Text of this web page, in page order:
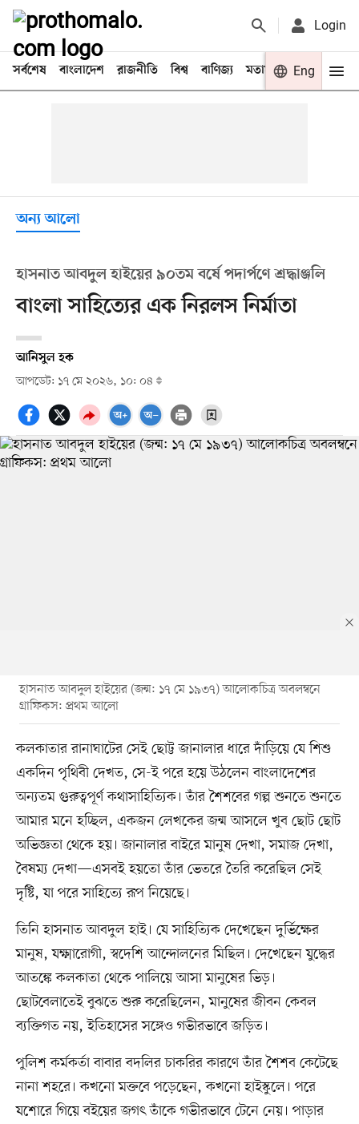
Login
সর্বশেষ বাংলাদেশ রাজনীতি বিশ্ব বাণিজ্য মতামত খেলা
Eng
অন্য আলো
হাসনাত আবদুল হাইয়ের ৯০তম বর্ষে পদার্পণে শ্রদ্ধাঞ্জলি
বাংলা সাহিত্যের এক নিরলস নির্মাতা
আনিসুল হক
আপডেট: ১৭ মে ২০২৬, ১০: ০৪
হাসনাত আবদুল হাইয়ের (জন্ম: ১৭ মে ১৯৩৭) আলোকচিত্র অবলম্বনে
গ্রাফিকস: প্রথম আলো
কলকাতার রানাঘাটের সেই ছোট্ট জানালার ধারে দাঁড়িয়ে যে শিশু
একদিন পৃথিবী দেখত, সে-ই পরে হয়ে উঠলেন বাংলাদেশের
অন্যতম গুরুত্বপূর্ণ কথাসাহিত্যিক। তাঁর শৈশবের গল্প শুনতে শুনতে
আমার মনে হচ্ছিল, একজন লেখকের জন্ম আসলে খুব ছোট ছোট
অভিজ্ঞতা থেকে হয়। জানালার বাইরে মানুষ দেখা, সমাজ দেখা,
বৈষম্য দেখা—এসবই হয়তো তাঁর ভেতরে তৈরি করেছিল সেই
দৃষ্টি, যা পরে সাহিত্যে রূপ নিয়েছে।
তিনি হাসনাত আবদুল হাই। যে সাহিত্যিক দেখেছেন দুর্ভিক্ষের
মানুষ, যক্ষ্মারোগী, স্বদেশি আন্দোলনের মিছিল। দেখেছেন যুদ্ধের
আতঙ্কে কলকাতা থেকে পালিয়ে আসা মানুষের ভিড়।
ছোটবেলাতেই বুঝতে শুরু করেছিলেন, মানুষের জীবন কেবল
ব্যক্তিগত নয়, ইতিহাসের সঙ্গেও গভীরভাবে জড়িত।
পুলিশ কর্মকর্তা বাবার বদলির চাকরির কারণে তাঁর শৈশব কেটেছে
নানা শহরে। কখনো মক্তবে পড়েছেন, কখনো হাইস্কুলে। পরে
যশোরে গিয়ে বইয়ের জগৎ তাঁকে গভীরভাবে টেনে নেয়। পাড়ার